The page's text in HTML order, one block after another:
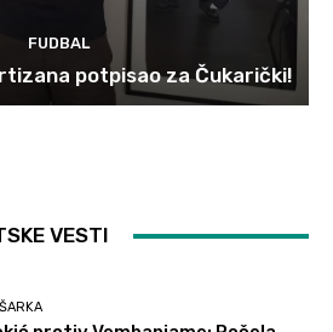
FUDBAL
potpisao za Čukarički!
VESTI